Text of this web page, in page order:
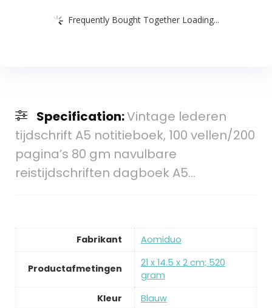
Frequently Bought Together Loading...
Specification:Vintage lederen
tijdschrift A5 notitieboek, 100 vellen/200
pagina’s 80 gm navulbare
reistijdschriften dagboek A5…
Fabrikant ‎Aomiduo
Productafmetingen
‎21 x 14.5 x 2 cm; 520
gram
Kleur
‎Blauw